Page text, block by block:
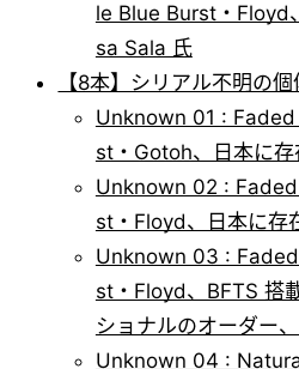
le Blue Burst・Floyd
sa Sala 氏
【8本】シリアル不明の
Unknown 01 :
st・Gotoh、日本に存
Unknown 02 :
st・Floyd、日本に存
Unknown 03 :
st・Floyd、BFTS 搭
ショナルのオーダー
Unknown 04 :